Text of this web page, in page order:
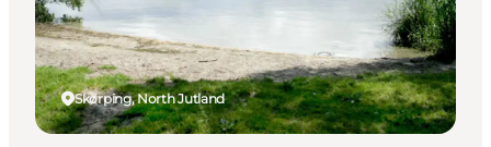
Pianifica il viaggio
Skørping, North Jutland